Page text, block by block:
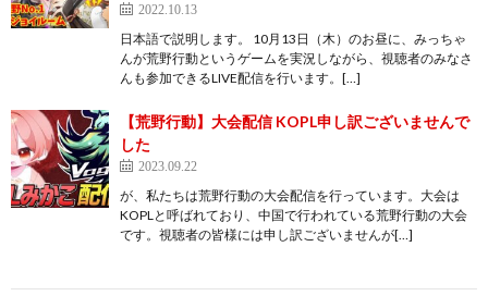
2022.10.13
日本語で説明します。 10月13日（木）のお昼に、みっちゃ
んが荒野行動というゲームを実況しながら、視聴者のみなさ
んも参加できるLIVE配信を行います。[…]
【荒野行動】大会配信 KOPL申し訳ございませんで
した
2023.09.22
が、私たちは荒野行動の大会配信を行っています。大会は
KOPLと呼ばれており、中国で行われている荒野行動の大会
です。視聴者の皆様には申し訳ございませんが[…]